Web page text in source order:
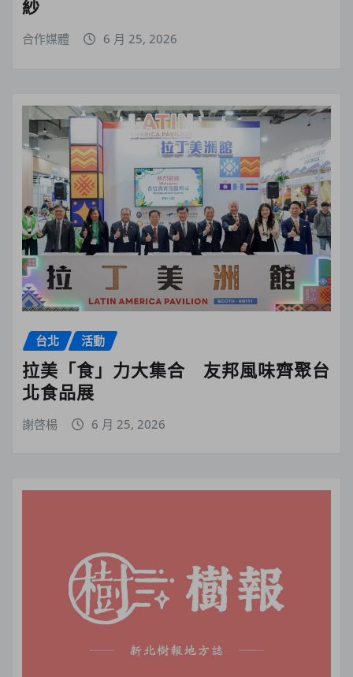
紗
合作媒體 6 月 25, 2026
台北 活動
拉美「食」力大集合 友邦風味齊聚台
北食品展
謝啓楊 6 月 25, 2026